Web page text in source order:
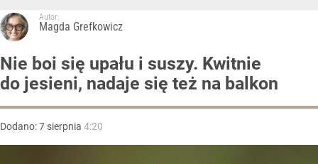
Autor:
Magda Grefkowicz
Nie boi się upału i suszy. Kwitnie
do jesieni, nadaje się też na balkon
Dodano:7 sierpnia 4:20